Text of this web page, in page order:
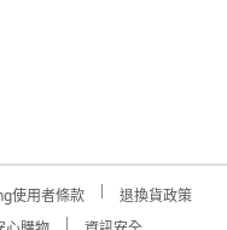
使用者條款
退換貨政策